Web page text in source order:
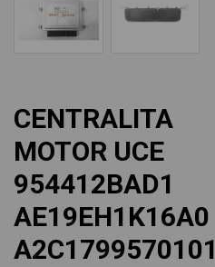
CENTRALITA
MOTOR UCE
954412BAD1
AE19EH1K16A0
A2C1799570101